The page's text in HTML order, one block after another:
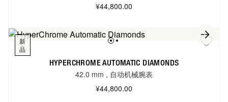
¥44,800.00
新
品
HYPERCHROME AUTOMATIC DIAMONDS
42.0 mm , 自动机械腕表
¥44,800.00